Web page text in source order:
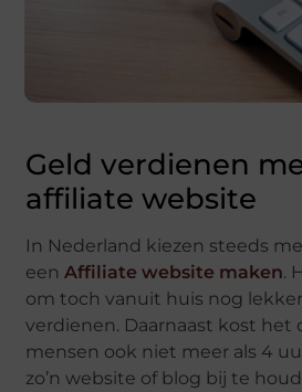
Geld verdienen
affiliate website
In Nederland kiezen steeds
eenAffiliate website maken.
om toch vanuit huis nog
verdienen. Daarnaast kost het
mensen ook niet meer als 4
zo’n website of blog bij te